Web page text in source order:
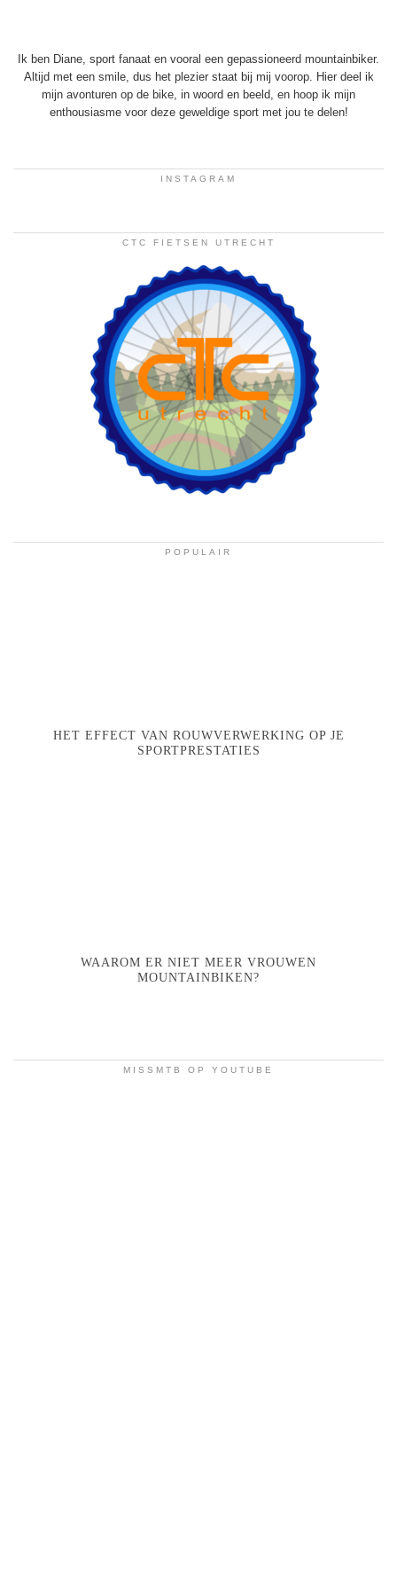
Ik ben Diane, sport fanaat en vooral een gepassioneerd mountainbiker.
Altijd met een smile, dus het plezier staat bij mij voorop. Hier deel ik
mijn avonturen op de bike, in woord en beeld, en hoop ik mijn
enthousiasme voor deze geweldige sport met jou te delen!
INSTAGRAM
CTC FIETSEN UTRECHT
POPULAIR
HET EFFECT VAN ROUWVERWERKING OP JE
SPORTPRESTATIES
WAAROM ER NIET MEER VROUWEN
MOUNTAINBIKEN?
MISSMTB OP YOUTUBE